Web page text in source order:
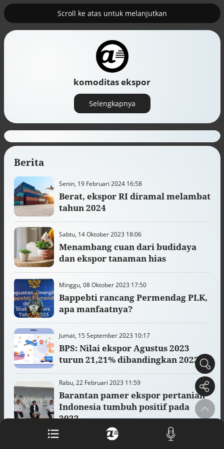
Scroll ke atas untuk melanjutkan
komoditas ekspor
Selengkapnya
Berita
Senin, 19 Februari 2024 16:58
Berat, ekspor RI diramal melambat
tahun 2024
Sabtu, 14 Oktober 2023 18:06
Menambang cuan dari budidaya
dan ekspor tanaman hias
Minggu, 08 Oktober 2023 17:50
Bappebti rancang Permendag PLK,
apa manfaatnya?
Jumat, 15 September 2023 10:17
BPS: Nilai ekspor Agustus 2023
turun 21,21% dibandingkan 2022
Rabu, 22 Februari 2023 11:59
Barantan pamer ekspor pertanian
Indonesia tumbuh positif pada
2022
nuklir
Pemulihan ekonomi Aceh terus
diakselerasi
Efek jera untuk pejabat abai LHKPN
Alinea.id - Peristiwa
Buku berusia 900 tahun ditemukan di
arsip rahasia Vatikan, ada prediksi
tahun Kiamat
Alinea.id - Peristiwa
Akar persoalan berulangnya kekerasan
terhadap PMI di Malaysia
Alinea.id - Peristiwa
DPR minta penerbitan sertifikat pagar
laut diproses hukum
Alinea.id - Peristiwa
Mungkinkah duet Anies-Ahok terealisasi
di Pilpres 2029?
Alinea.id - Politik
Pemprov Sultra klarifikasi isu PT GKP,
imbau masyarakat hormati proses
Alinea.id - Peristiwa